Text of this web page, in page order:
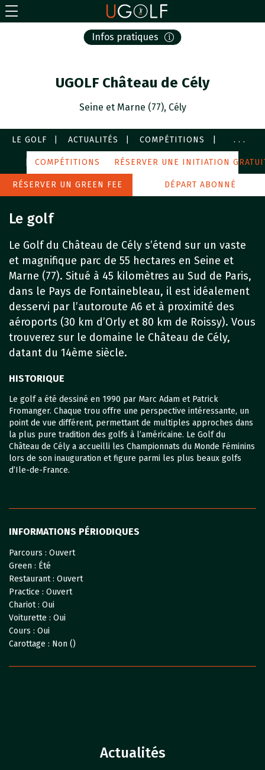
Infos pratiques
UGOLF Château de Cély
Seine et Marne (77), Cély
LE GOLF ACTUALITÉS COMPÉTITIONS
PARCOURS COURS SERVICES
IMAGES AUTOUR DE MOI
...
COMPÉTITIONS RÉSERVER UNE INITIATION
RÉSERVER UN GREEN FEE DÉPART ABONNÉ
Le golf
Le Golf du Château de Cély s’étend sur un vaste
et magnifique parc de 55 hectares en Seine et
Marne (77). Situé à 45 kilomètres au Sud de Paris,
dans le Pays de Fontainebleau, il est idéalement
desservi par l’autoroute A6 et à proximité des
aéroports (30 km d’Orly et 80 km de Roissy). Vous
trouverez sur le domaine le Château de Cély,
datant du 14ème siècle.
HISTORIQUE
Le golf a été dessiné en 1990 par Marc Adam et Patrick
Fromanger. Chaque trou offre une perspective intéressante, un
point de vue différent, permettant de multiples approches dans
la plus pure tradition des golfs à l’américaine. Le Golf du
Château de Cély a accueilli les Championnats du Monde Féminins
lors de son inauguration et figure parmi les plus beaux golfs
d’Ile-de-France.
INFORMATIONS PÉRIODIQUES
Parcours : Ouvert
Green : Été
Restaurant : Ouvert
Practice : Ouvert
Chariot : Oui
Voiturette : Oui
Cours : Oui
Carottage : Non ()
Actualités